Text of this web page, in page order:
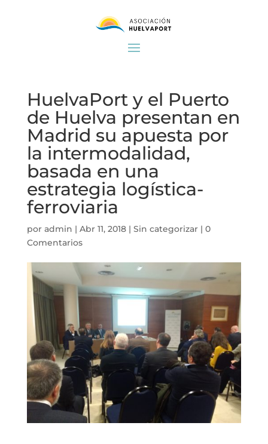
HuelvaPort y el Puerto
de Huelva presentan en
Madrid su apuesta por
la intermodalidad,
basada en una
estrategia logística-
ferroviaria
por admin | Abr 11, 2018| Sin categorizar| 0
Comentarios